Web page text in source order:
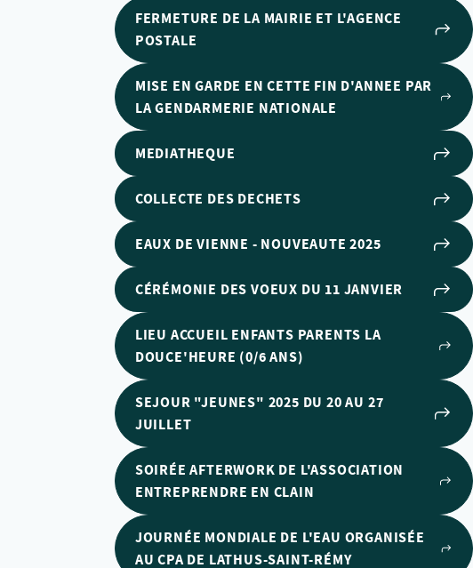
FERMETURE DE LA MAIRIE ET L'AGENCE
POSTALE
MISE EN GARDE EN CETTE FIN D'ANNEE PAR
LA GENDARMERIE NATIONALE
MEDIATHEQUE
COLLECTE DES DECHETS
EAUX DE VIENNE - NOUVEAUTE 2025
CÉRÉMONIE DES VOEUX DU 11 JANVIER
LIEU ACCUEIL ENFANTS PARENTS LA
DOUCE'HEURE (0/6 ANS)
SEJOUR "JEUNES" 2025 DU 20 AU 27
JUILLET
SOIRÉE AFTERWORK DE L'ASSOCIATION
ENTREPRENDRE EN CLAIN
JOURNÉE MONDIALE DE L'EAU ORGANISÉE
AU CPA DE LATHUS-SAINT-RÉMY